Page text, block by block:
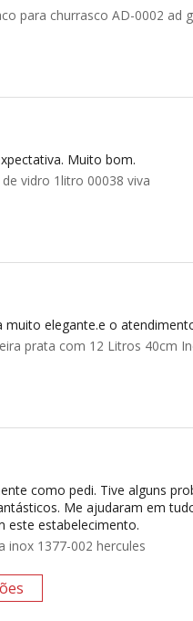
para churrasco AD-0002 ad
Muito bom.
vidro 1litro 00038 viva
muito elegante.e o
prata com 12 Litros 40cm
como pedi. Tive alguns
Me ajudaram em
este estabelecimento.
inox 1377-002 hercules